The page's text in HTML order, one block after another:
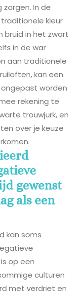
In de
kleur
bruid in het zwart
in de war
aan traditionele
kan een
ongepast worden
rekening te
trouwjurk, en
over je keuze
gewenst
als een
kan soms
op een
culturen
met verdriet en